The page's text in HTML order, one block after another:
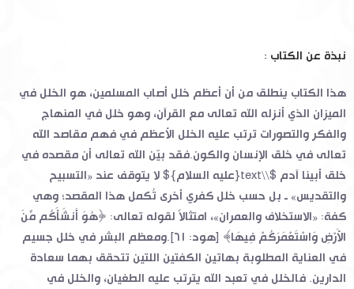
نبذة عن الكتاب :
هذا الكتاب ينطلق من أن أعظم خلل أصاب المسلمين، هو الخلل في
الميزان الذي أنزله الله تعالى مع القرآن، وهو خلل في المنهاج
والفكر والتصورات ترتب عليه الخلل الأعظم في فهم مقاصد الله
تعالى في خلق الإنسان والكون.فقد بيّن الله تعالى أن مقصده في
خلق أبينا آدم $\\text{عليه السلام}$ لا يتوقف عند «التسبيح
والتقديس» ـ بل حسب خلل كفري أخرى تُكمل هذا المقصد؛ وهي
كفة: «الاستخلاف والعمران»، امتثالاً لقوله تعالى: ﴿هُوَ أَنشَأَكُم مِّنَ
الأَرْضِ وَاسْتَعْمَرَكُمْ فِيهَا﴾ [هود: ٦١].ومعظم البشر في خلل جسيم
في العناية المطلوبة بهاتين الكفتين اللتين تتحقق بهما سعادة
الدارين. فالخلل في تعبد الله يترتب عليه الطغيان، والخلل في